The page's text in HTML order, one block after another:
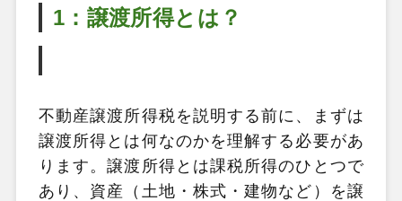
1：譲渡所得とは？
不動産譲渡所得税を説明する前に、まずは
譲渡所得とは何なのかを理解する必要があ
ります。譲渡所得とは課税所得のひとつで
あり、資産（土地・株式・建物など）を譲